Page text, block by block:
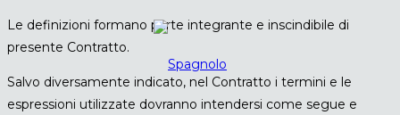
Le definizioni formano parte integrante e inscindibile di
presente Contratto.
Salvo diversamente indicato, nel Contratto i termini e le
espressioni utilizzate dovranno intendersi come segue e